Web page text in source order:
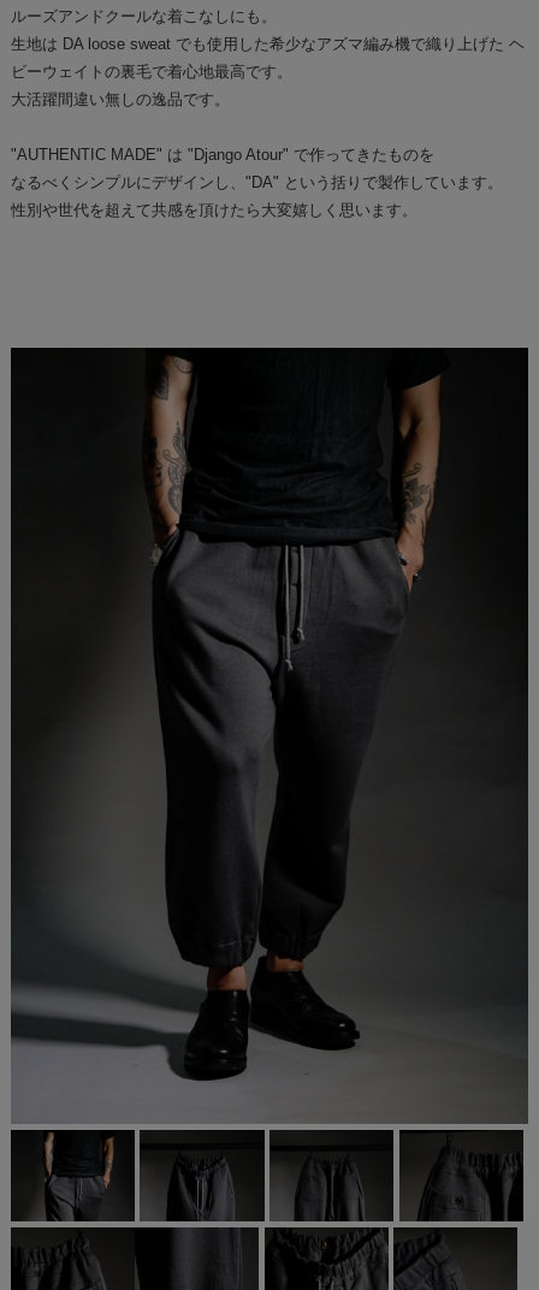
ルーズアンドクールな着こなしにも。
生地は DA loose sweat でも使用した希少なアズマ編み機で織り上げた ヘ
ビーウェイトの裏毛で着心地最高です。
大活躍間違い無しの逸品です。
"AUTHENTIC MADE" は "Django Atour" で作ってきたものを
なるべくシンプルにデザインし、"DA" という括りで製作しています。
性別や世代を超えて共感を頂けたら大変嬉しく思います。